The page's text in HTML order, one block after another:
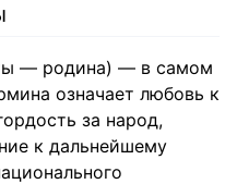
— родина) — в самом
означает любовь к
за народ,
к дальнейшему